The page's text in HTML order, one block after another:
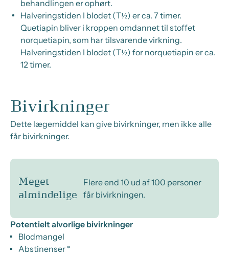
behandlingen er ophørt.
Halveringstiden I blodet (T½) er ca. 7 timer.
Quetiapin bliver i kroppen omdannet til stoffet
norquetiapin, som har tilsvarende virkning.
Halveringstiden I blodet (T½) for norquetiapin er ca.
12 timer.
Bivirkninger
Dette lægemiddel kan give bivirkninger, men ikke alle
får bivirkninger.
Meget
almindelige
Flere end 10 ud af 100 personer
får bivirkningen.
Potentielt alvorlige bivirkninger
Blodmangel
Abstinenser *